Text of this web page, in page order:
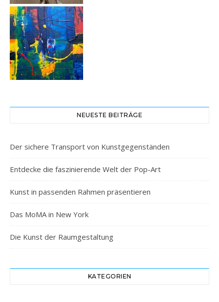
NEUESTE BEITRÄGE
Der sichere Transport von Kunstgegenständen
Entdecke die faszinierende Welt der Pop-Art
Kunst in passenden Rahmen präsentieren
Das MoMA in New York
Die Kunst der Raumgestaltung
KATEGORIEN